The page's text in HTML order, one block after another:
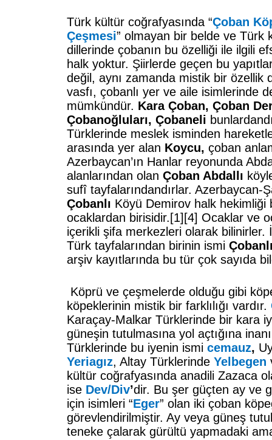
Türk kültür coğrafyasında “Çoban
Çeşmesi” olmayan bir belde ve Türk
dillerinde çobanın bu özelliği ile ilgili
halk yoktur. Şiirlerde geçen bu
değil, aynı zamanda mistik bir özellik
vasfı, çobanlı yer ve aile isimlerinde
mümkündür. Kara Çoban, Çoban
Çobanoğluları, Çobaneli
Türklerinde meslek isminden
arasında yer alan Koycu, çoban
Azerbaycan’ın Hanlar reyonunda
alanlarından olan Çoban Abdallı
sufî tayfalarındandırlar. Azerbaycan-
Çobanlı Köyü Demirov halk hekimliği
ocaklardan birisidir. [1] [4] Ocaklar ve
içerikli şifa merkezleri olarak bilinirler.
Türk tayfalarından birinin ismi
arşiv kayıtlarında bu tür çok sayıda
Köprü ve çeşmelerde olduğu gibi
köpeklerinin mistik bir farklılığı vardır.
Karaçay-Malkar Türklerinde bir kara
güneşin tutulmasına yol açtığına
Türklerinde bu iyenin ismi cemauz,
Yeriagız, Altay Türklerinde Yelbegen
kültür coğrafyasında anadili Zazaca
ise Dev/Div’dir. Bu şer güçten ay ve
için isimleri “Eger” olan iki çoban
görevlendirilmiştir. Ay veya güneş
teneke çalarak gürültü yapmadaki